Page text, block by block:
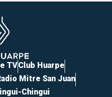
TVClub Huarpe
Mitre San Juan
Chingui